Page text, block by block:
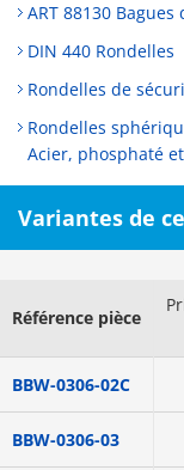
ART 88130 Bagues
DIN 440 Rondelles
Rondelles de
Rondelles
Acier, phosphaté
Variantes de
Référence pièce
BBW-0306-02C
BBW-0306-03